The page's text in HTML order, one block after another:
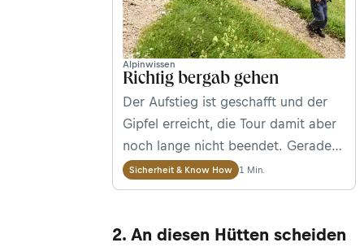
Alpinwissen
Richtig bergab gehen
Der Aufstieg ist geschafft und der
Gipfel erreicht, die Tour damit aber
noch lange nicht beendet. Gerade
beim Abstieg kommt es aufgrund
von Müdigkeit und Unachtsamkeit
Technik lässt sich das Risiko
Sicherheit & Know How 1 Min.
2. An diesen Hütten scheiden